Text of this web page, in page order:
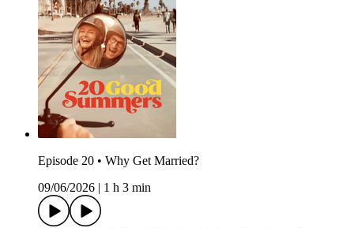
Episode 20 • Why Get Married?
09/06/2026 | 1 h 3 min